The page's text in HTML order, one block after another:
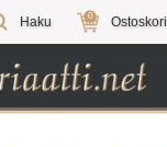
Haku 0 Ostoskori